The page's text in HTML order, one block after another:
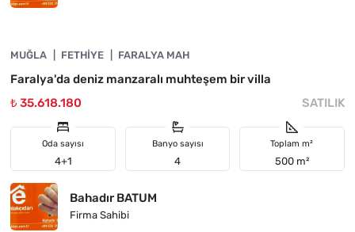
YATIRIMA UYGUN
MUĞLA FETHIYE FARALYA MAH
Faralya'da deniz manzaralı muhteşem bir villa
₺ 35.618.180
SATILIK
Oda sayısı
4+1
Banyo sayısı
4
Toplam m²
500 m²
Bahadır BATUM
Firma Sahibi